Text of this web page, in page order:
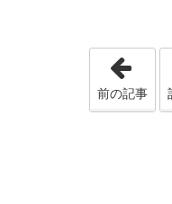
前の記事